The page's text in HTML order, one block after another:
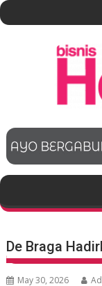
S
k
e
t
De Braga
May 30, 2026